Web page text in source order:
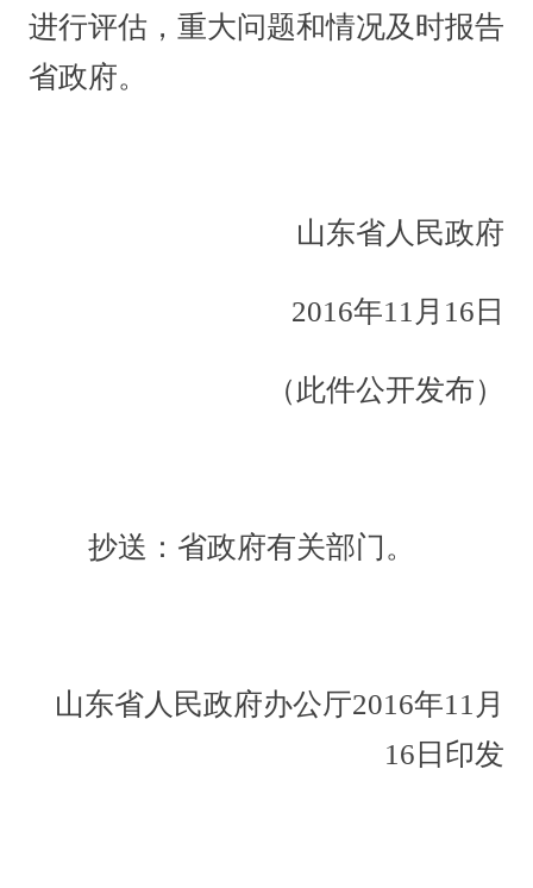
进行评估，重大问题和情况及时报告
省政府。
山东省人民政府
2016年11月16日
（此件公开发布）
抄送：省政府有关部门。
山东省人民政府办公厅2016年11月
16日印发